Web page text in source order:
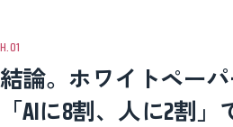
結論。ホワイトペー
「AIに8割、人に2割